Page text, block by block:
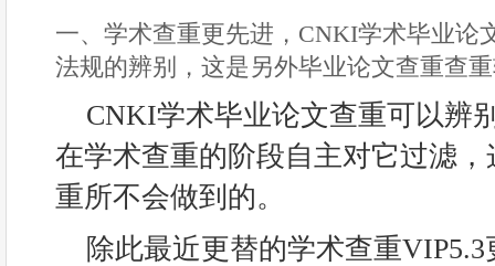
一、学术查重更先进，CNKI学术毕业论
法规的辨别，这是另外毕业论文查重查
CNKI学术毕业论文查重可以辨
在学术查重的阶段自主对它过滤
重所不会做到的。
除此最近更替的学术查重